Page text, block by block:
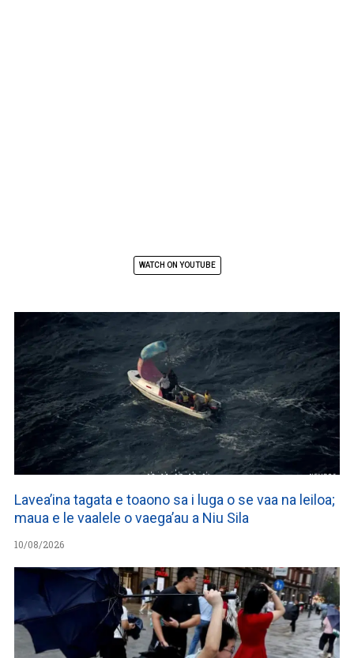
WATCH ON YOUTUBE
Lavea’ina tagata e toaono sa i luga o se vaa na leiloa;
maua e le vaalele o vaega’au a Niu Sila
10/08/2026